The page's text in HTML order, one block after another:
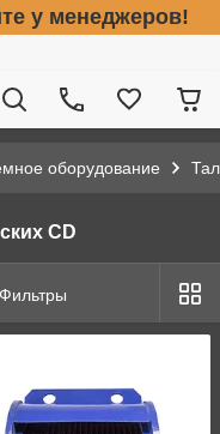
у менеджеров!
оборудование
CD
Фильтры